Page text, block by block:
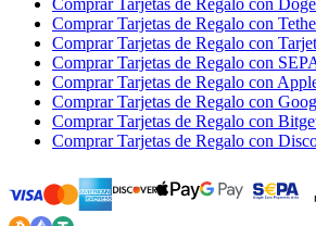
Comprar Tarjetas de Regalo con
Comprar Tarjetas de Regalo con
Comprar Tarjetas de Regalo con
Comprar Tarjetas de Regalo con
Comprar Tarjetas de Regalo con
Comprar Tarjetas de Regalo con
Comprar Tarjetas de Regalo con